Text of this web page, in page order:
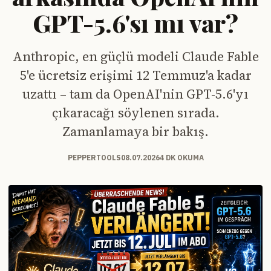
GPT-5.6'sı mı var?
Anthropic, en güçlü modeli Claude Fable
5'e ücretsiz erişimi 12 Temmuz'a kadar
uzattı – tam da OpenAI'nin GPT-5.6'yı
çıkaracağı söylenen sırada.
Zamanlamaya bir bakış.
PEPPERTOOLS08.07.20264 DK OKUMA